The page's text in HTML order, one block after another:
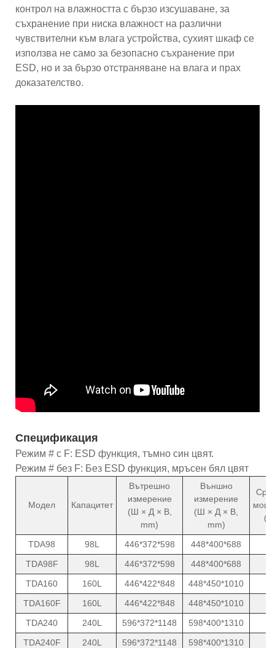
контрол на влажността с бързо изсушаване, за
съхранение при ниска влажност на различни
чувствителни към влага устройства, сухият шкаф се
използва не само за безопасно съхранение при
ESD, но и за бързо отстраняване на влага и прах
доказателство.
Спецификация
Режим # с F: ESD функция, тъмно син цвят.
Режим # без F: Без ESD функция, мръсен бял цвят
Модел Капацитет
Вътрешно
измерение
(Ш × Д × В,
mm)
Външно
измерение
(Ш × Д × В,
mm)
TDA98 98L 446*372*598 448*400*688
TDA98F
98L 446*372*598 448*400*688
TDA160
160L 446*422*848 448*450*1010
TDA160F
160L 446*422*848 448*450*1010
TDA240
240L 596*372*1148 598*400*1310
TDA240F
240L 596*372*1148 598*400*1310